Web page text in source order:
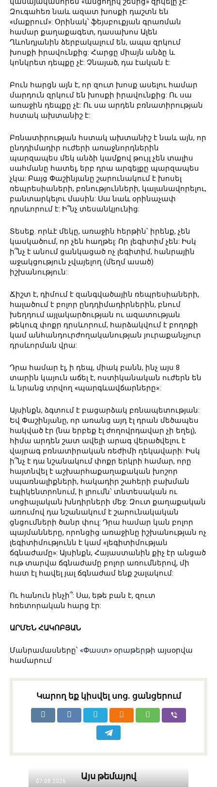
Զուգահեռ նաև ազատ խոսքի դաշտն են
«մաքրում»: Օրինակ՝ ֆեյսբուքյան գրառման
համար քաղաքագետ, դասախոս Ալեն
Ղևոնդյանին ձերբակալում են, ապա զրկում
խոսքի իրավունքից: Հարցը միայն անձը և
կոնկրետ դեպքը չէ: Չնայած, դա էական է:
Բուն հարցն այն է, որ զուտ խոսք ասելու համար
մարդուն զրկում են խոսքի իրավունքից: Ու սա
առաջին դեպքը չէ: Ու սա արդեն բռնատիրության
հստակ ախտանիշ է:
Բռնատիրության հստակ ախտանիշ է նաև այն, որ
ընդդիմադիր ուժերի առաջնորդներին
պարզապես մեկ անձի կամքով թույլ չեն տալիս
սահմանը հատել, երբ դրա արգելքը պարզապես
չկա: Բայց Փաշինյանը շարունակում է խոսել
ռեպրեսիաների, բռնությունների, կալանավորելու,
բանտարկելու մասին: Սա նաև օրինաչափ
դրսևորում է: Ի՞նչ տեսանկյունից:
Տեսեք. որևէ մեկը, առաջին հերթին՝ իրենք, չեն
կասկածում, որ չեն հաղթել: Որ լեգիտիմ չեն: Իսկ
ի՞նչ է անում ցանկացած ոչ լեգիտիմ, հանրային
աջակցություն չվայելող (մեղմ ասած)
իշխանություն:
Ճիշտ է, դիմում է զանգվածային ռեպրեսիաների,
հալածում է բոլոր ընդդիմադիրներին, բնում
խեղդում այլակարծության ու ազատության
թեկուզ փոքր դրսևորում, հարձակվում է բողոքի
կամ անհանդուրժողականության յուրաքանչյուր
դրսևորման վրա:
Դրա համար էլ, ի դեպ, միակ բանն, ինչ այս 8
տարին կայուն աճել է, ոստիկանական ուժերն են
և նրանց տրվող «պարգևավճարները»:
Այսինքն, ձգտում է բացարձակ բռնապետության:
Եվ Փաշինյանը, որ առանց այդ էլ դրան մեծապես
հակված էր (նա երբեք էլ ժողովրդավար չի եղել),
հիմա արդեն շատ ավելի արագ վերածվելու է
վայրագ բռնատիրական ռեժիմի ղեկավարի: Իսկ
ի՞նչ է դա նշանակում փոքր երկրի համար, որը
հայտնվել է աշխարհաքաղաքական խոշոր
սպառնալիքների, հակադիր շահերի բախման
էպիկենտրոնում, ի լրումն՝ տնտեսական ու
սոցիալական խնդիրների մեջ: Զուտ քաղաքական
առումով դա նշանակում է շարունակական
ցնցումների ծանր փուլ: Դրա համար կան բոլոր
պայմանները, որոնցից առաջինը իշխանության ոչ
լեգիտիմությունն է կամ «լեգիտիմության
ճգնաժամը»: Այսինքն, Հայաստանին քիչ էր անցած
ութ տարվա ճգնաժամը բոլոր առումներով, մի
հատ էլ հավել յալ ճգնաժամ ենք շալակում:
Ու հանուն ինչի՞: Սա, եթե բան է, զուտ
հռետորական հարց էր:
ԱՐՄԵՆ ՀԱԿՈԲՅԱՆ
Մանրամասները՝ «Փաստ» օրաթերթի այսօրվա
համարում
Կարող եք կիսվել սոց․ ցանցերում
Այս թեմայով
07.08.2026